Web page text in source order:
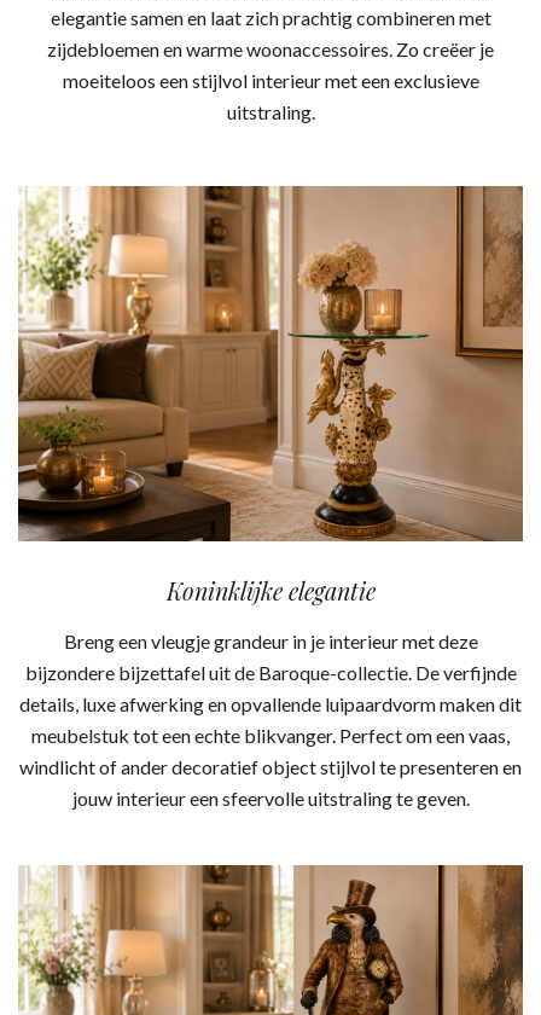
elegantie samen en laat zich prachtig combineren met
zijdebloemen en warme woonaccessoires. Zo creëer je
moeiteloos een stijlvol interieur met een exclusieve
uitstraling.
Koninklijke elegantie
Breng een vleugje grandeur in je interieur met deze
bijzondere bijzettafel uit de Baroque-collectie. De verfijnde
details, luxe afwerking en opvallende luipaardvorm maken dit
meubelstuk tot een echte blikvanger. Perfect om een vaas,
windlicht of ander decoratief object stijlvol te presenteren en
jouw interieur een sfeervolle uitstraling te geven.